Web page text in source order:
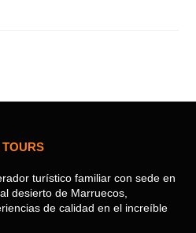
turístico familiar con sede en
desierto de Marruecos,
de calidad en el increíble